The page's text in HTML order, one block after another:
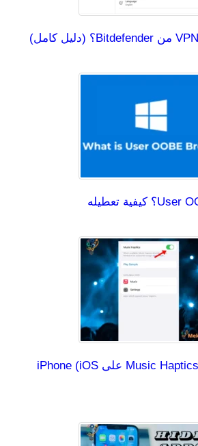
كيفية تمكين ميزة Music Haptics على iPhone (iOS